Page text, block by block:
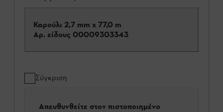
Καρούλι 2,7 mm x 77,0 m
Αρ. είδους 00009303343
Σύγκριση
Απευθυνθείτε στον πιστοποιημένο